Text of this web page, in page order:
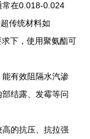
常在0.018-0.024
传统材料如
下，使用聚氨酯可
能有效阻隔水汽渗
结露、发霉等问
高的抗压、抗拉强